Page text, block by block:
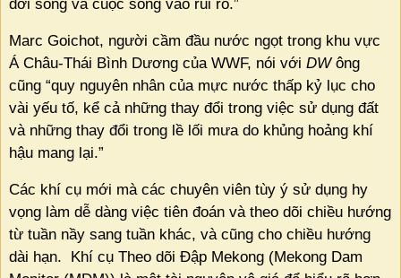
đời sống và cuộc sống vào rủi ro.”
Marc Goichot, người cầm đầu nước ngọt trong khu vực
Á Châu-Thái Bình Dương của WWF, nói với DWông
cũng “quy nguyên nhân của mực nước thấp kỷ lục cho
vài yếu tố, kể cả những thay đổi trong việc sử dụng đất
và những thay đổi trong lề lối mưa do khủng hoảng khí
hậu mang lại.”
Các khí cụ mới mà các chuyên viên tùy ý sử dụng hy
vọng làm dễ dàng việc tiên đoán và theo dõi chiều hướng
từ tuần nầy sang tuần khác, và cũng cho chiều hướng
dài hạn.
Khí cụ Theo dõi Đập Mekong (Mekong Dam